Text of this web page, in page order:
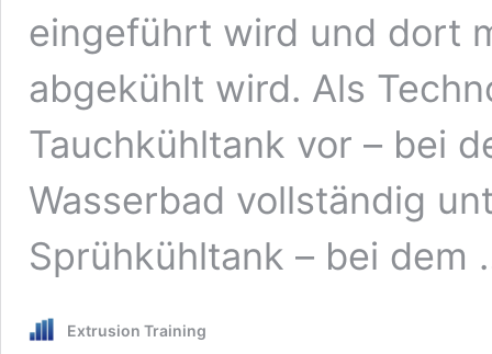
eingeführt wird und dort
abgekühlt wird. Als
Tauchkühltank vor – bei
Wasserbad vollständig
Sprühkühltank – bei
Extrusion Training